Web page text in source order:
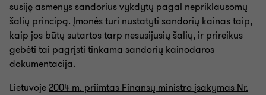
Išsamus patikrinimas - Due diligence
Atstovavimas mokestinių patikrinimų bei ginčų metu
susiję asmenys sandorius vykdytų pagal nepriklausomų
šalių principą. Įmonės turi nustatyti sandorių kainas taip,
kaip jos būtų sutartos tarp nesusijusių šalių, ir prireikus
gebėti tai pagrįsti tinkama sandorių kainodaros
dokumentacija.
Lietuvoje2004 m. priimtas Finansų ministro įsakymas Nr.